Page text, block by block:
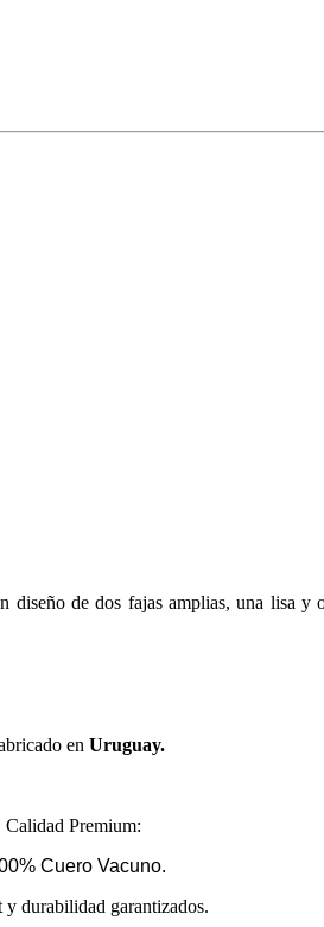
diseño de dos fajas amplias, una lisa
en Uruguay.
Calidad Premium:
Cuero Vacuno.
y durabilidad garantizados.